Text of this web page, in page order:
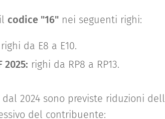
codice "16" nei seguenti righi:
righi da E8 a E10.
2025: righi da RP8 a RP13.
dal 2024 sono previste riduzioni
del contribuente: